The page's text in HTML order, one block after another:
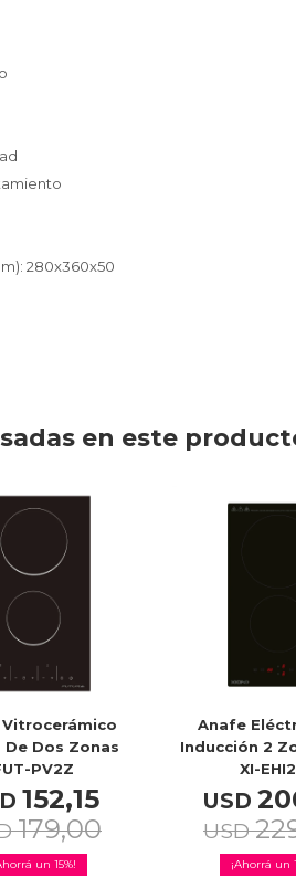
280x360x50
en este
De Dos Zonas
PV2Z
152,15
179,00
15
Anafe
Inducción 2
XI-
USD
USD